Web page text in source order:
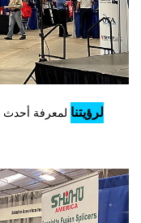
Booth # 222 لرؤيتنا لمعرفة أحدث